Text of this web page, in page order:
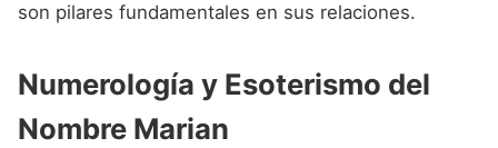
son pilares fundamentales en sus relaciones.
Numerología y Esoterismo del
Nombre Marian